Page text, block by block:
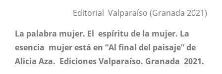
Editorial Valparaíso (Granada 2021)
La palabra mujer. El espíritu de la mujer. La
esencia mujer está en “Al final del paisaje” de
Alicia Aza. Ediciones Valparaíso. Granada 2021.